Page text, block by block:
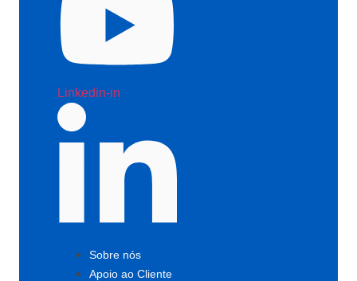
Linkedin-in
Sobre nós
Apoio ao Cliente